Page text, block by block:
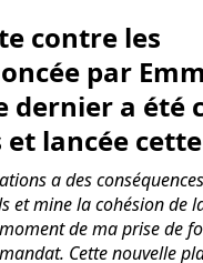
contre les
par
dernier a été
lancée
a des
et mine la cohésion de
de ma prise de
Cette nouvelle